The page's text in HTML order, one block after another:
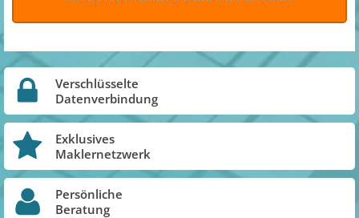
Verschlüsselte
Datenverbindung
Exklusives
Maklernetzwerk
Persönliche
Beratung